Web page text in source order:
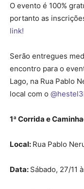
O evento é 100%
portanto as
link!
Serão entregues
encontro para o
Lago, na Rua Pablo
local com o
1ª Corrida e
Local: Rua Pablo
Data: Sábado, 27/11